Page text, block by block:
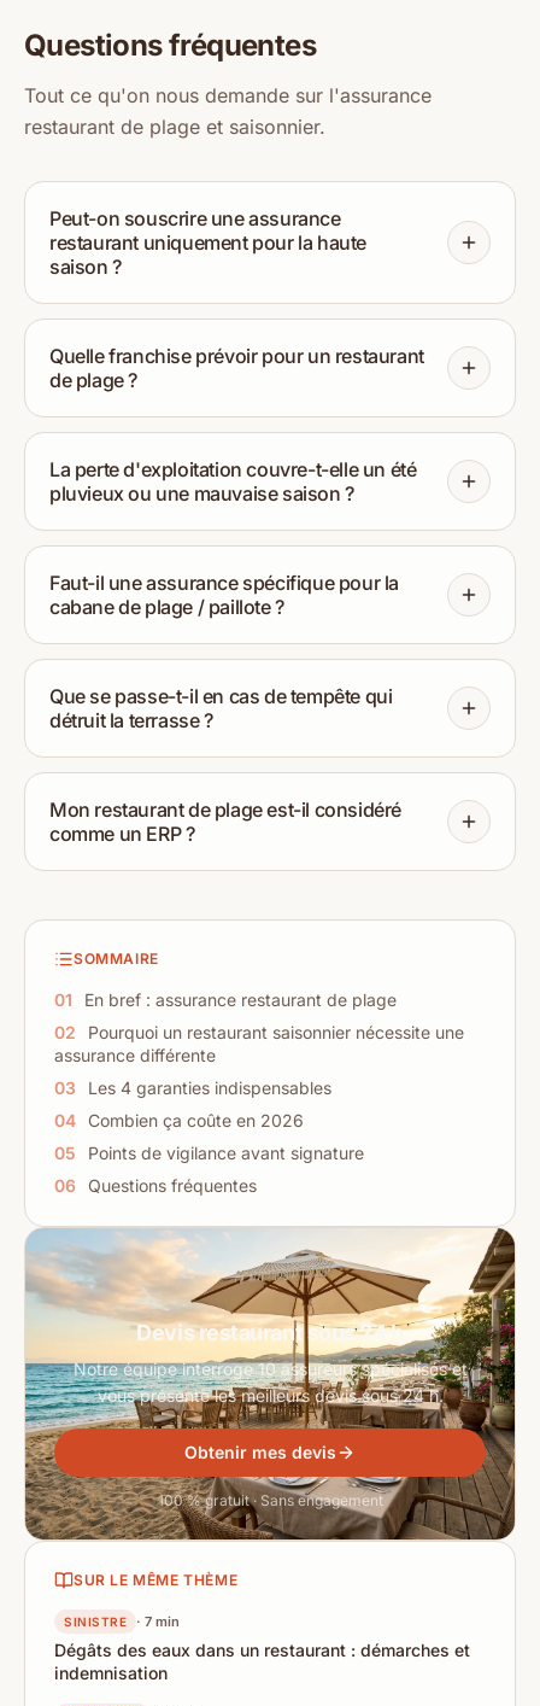
Questions fréquentes
Tout ce qu'on nous demande sur l'assurance
restaurant de plage et saisonnier.
Peut-on souscrire une assurance
restaurant uniquement pour la haute
saison ?
Quelle franchise prévoir pour un restaurant
de plage ?
La perte d'exploitation couvre-t-elle un été
pluvieux ou une mauvaise saison ?
Faut-il une assurance spécifique pour la
cabane de plage / paillote ?
Que se passe-t-il en cas de tempête qui
détruit la terrasse ?
Mon restaurant de plage est-il considéré
comme un ERP ?
SOMMAIRE
01
En bref : assurance restaurant de plage
02
Pourquoi un restaurant saisonnier nécessite une
assurance différente
03
Les 4 garanties indispensables
04
Combien ça coûte en 2026
05
Points de vigilance avant signature
06
Questions fréquentes
Devis restaurant sous 24 h
Notre équipe interroge 10 assureurs spécialisés et
vous présente les meilleurs devis sous 24 h.
Obtenir mes devis
100 % gratuit · Sans engagement
SUR LE MÊME THÈME
SINISTRE · 7 min
Dégâts des eaux dans un restaurant : démarches et
indemnisation